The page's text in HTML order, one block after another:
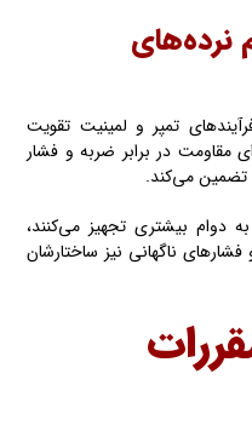
نرده‌های
تمپر و لمینیت تقویت
مقاومت در برابر ضربه و فشار
تضمین می‌کند.
دوام بیشتری تجهیز می‌کنند،
ناگهانی نیز ساختارشان